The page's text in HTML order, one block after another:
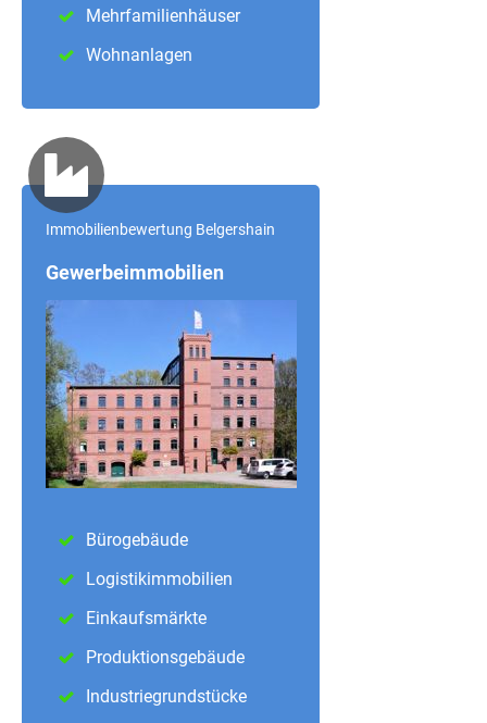
Mehrfamilienhäuser
Wohnanlagen
Immobilienbewertung Belgershain
Gewerbeimmobilien
Bürogebäude
Logistikimmobilien
Einkaufsmärkte
Produktionsgebäude
Industriegrundstücke